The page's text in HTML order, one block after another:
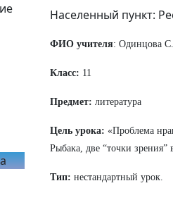
Населенный пункт:
ФИО учителя: Одинцова
Класс: 11
Предмет: литература
Цель урока: «Проблема
Рыбака, две “точки зрения”
Тип: нестандартный урок.